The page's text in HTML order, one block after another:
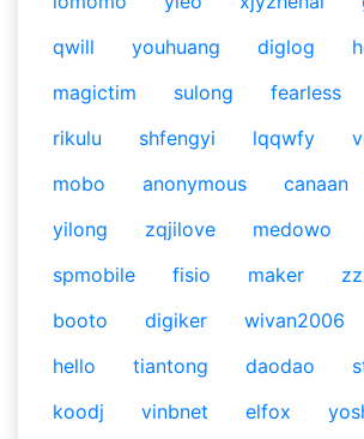
qwill
youhuang diglog
magictim
sulong fearless
rikulu
shfengyi lqqwfy
mobo
anonymous canaan
yilong
zqjilove medowo
spmobile
fisio maker
booto
digiker wivan2006
hello
tiantong daodao
koodj
vinbnet elfox